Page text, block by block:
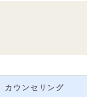
カウンセリング